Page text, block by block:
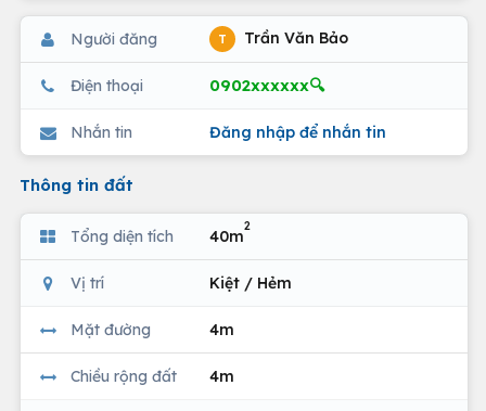
Người đăng T Trần Văn Bảo
Điện thoại 0902xxxxxx🔍
Nhắn tin Đăng nhập để nhắn tin
Thông tin đất
Tổng diện tích 40m
2
Vị trí Kiệt / Hẻm
Mặt đường 4m
Chiều rộng đất 4m